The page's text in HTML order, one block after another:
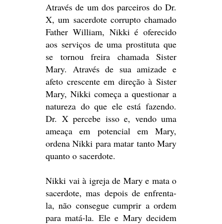
Através de um dos parceiros ​​do Dr.
X, um sacerdote corrupto chamado
Father William, Nikki é oferecido
aos serviços de uma prostituta que
se tornou freira chamada Sister
Mary. Através de sua amizade e
afeto crescente em direção à Sister
Mary, Nikki começa a questionar a
natureza do que ele está fazendo.
Dr. X percebe isso e, vendo uma
ameaça em potencial em Mary,
ordena Nikki para matar tanto Mary
quanto o sacerdote.
Nikki vai à igreja de Mary e mata o
sacerdote, mas depois de enfrenta-
la, não consegue cumprir a ordem
para matá-la. Ele e Mary decidem